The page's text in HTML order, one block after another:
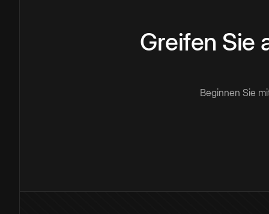
Greifen Sie
Beginnen Sie